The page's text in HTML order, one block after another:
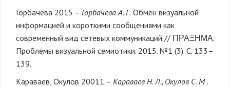
Горбачева 2015 – Горбачева А. Г. Обмен визуальной
информацией и короткими сообщениями как
современный вид сетевых коммуникаций // ΠΡΑΞΗΜΑ.
Проблемы визуальной семиотики. 2015. №1 (3). С. 133–
139.
Караваев, Окулов 20011 – Караваев Н. Л., Окулов С. М.